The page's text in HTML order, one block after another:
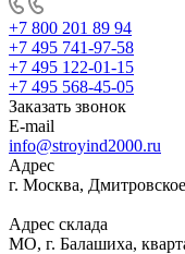
+7 800 201 89 94
+7 495 741-97-58
+7 495 122-01-15
+7 495 568-45-05
Заказать звонок
E-mail
info@stroyind2000.ru
Адрес
г. Москва,
Адрес склада
МО, г. Балашиха,